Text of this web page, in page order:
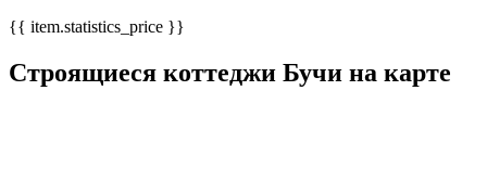
{{ item.statistics_price }}
Строящиеся коттеджи Бучи на карте